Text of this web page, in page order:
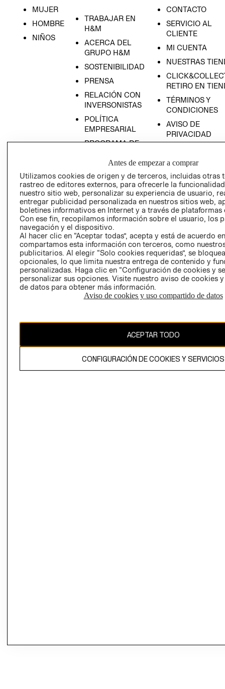
MUJER
HOMBRE
NIÑOS
TRABAJAR EN
H&M
ACERCA DEL
GRUPO H&M
SOSTENIBILIDAD
PRENSA
RELACIÓN CON
INVERSONISTAS
POLÍTICA
EMPRESARIAL
PROGRAMA DE
Y ÉTICA
(ESPAÑOL)
PROGRAMA DE
TRANSPARENCIA
Y ÉTICA (INGLÉS)
CONTACTO
SERVICIO AL
CLIENTE
MI CUENTA
NUESTRAS
RETIRO EN
TÉRMINOS Y
CONDICIONES
AVISO DE
PRIVACIDAD
AVISO DE
DE INDUSTRIA Y
COMERCIO - SIC
PETICIONES
QUEJAS Y
RECLAMOS
El contenido de esta página web está protegido por copyright y es
propiedad de H&M Hennes & Mauritz AB.
Antes de empezar a comprar
Utilizamos cookies de origen y de terceros, incluidas otras
rastreo de editores externos, para ofrecerle la
nuestro sitio web, personalizar su experiencia de usuario,
entregar publicidad personalizada en nuestros sitios web,
boletines informativos en Internet y a través de plataformas
Con ese fin, recopilamos información sobre el usuario, los
navegación y el dispositivo.
Al hacer clic en “Aceptar todas”, acepta y está de acuerdo
compartamos esta información con terceros, como
publicitarios. Al elegir “Solo cookies requeridas”, se
opcionales, lo que limita nuestra entrega de contenido y
personalizadas. Haga clic en “Configuración de cookies y
personalizar sus opciones. Visite nuestro aviso de cookies
de datos para obtener más información.
Aviso de cookies y uso compartido de datos
ACEPTAR TODO
CONFIGURACIÓN DE COOKIES Y SERVICIOS